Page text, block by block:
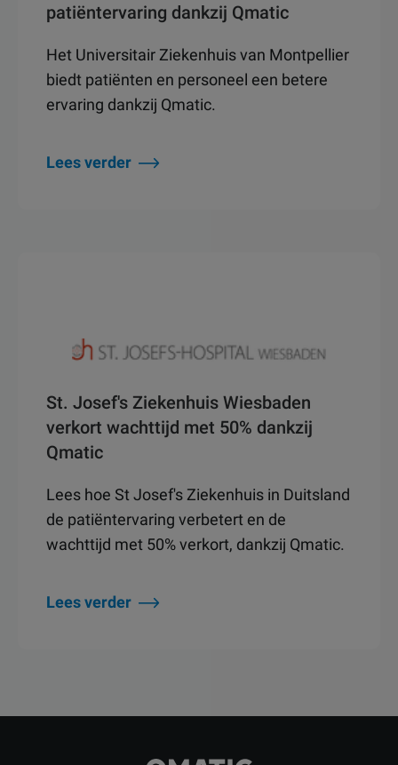
patiëntervaring dankzij Qmatic
Het Universitair Ziekenhuis van Montpellier
biedt patiënten en personeel een betere
ervaring dankzij Qmatic.
Lees verder
St. Josef's Ziekenhuis Wiesbaden
verkort wachttijd met 50% dankzij
Qmatic
Lees hoe St Josef's Ziekenhuis in Duitsland
de patiëntervaring verbetert en de
wachttijd met 50% verkort, dankzij Qmatic.
Lees verder